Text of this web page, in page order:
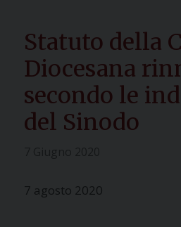
Statuto della
Diocesana
secondo le
del Sinodo
7 agosto 2020